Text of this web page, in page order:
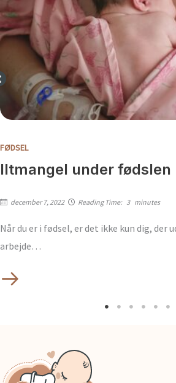
FØDSEL
Iltmangel under fødslen
december 7, 2022 Reading Time: 3 minutes
Når du er i fødsel, er det ikke kun dig,
arbejde…